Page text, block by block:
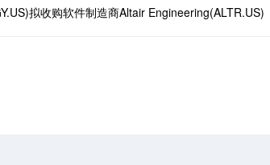
拟收购软件制造商Altair Engineering(ALTR.US)